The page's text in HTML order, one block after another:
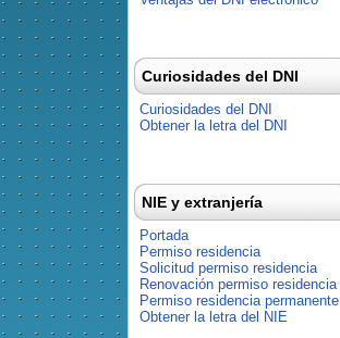
Curiosidades del DNI
Curiosidades del DNI
Obtener la letra del DNI
NIE y extranjería
Portada
Permiso residencia
Solicitud permiso residencia
Renovación permiso residencia
Permiso residencia permanente
Obtener la letra del NIE